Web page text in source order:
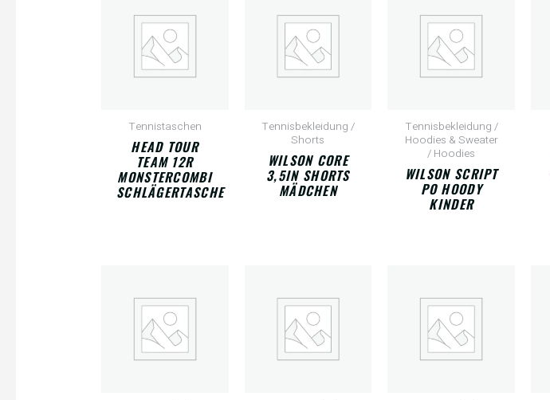
Tennistaschen
HEAD TOUR
TEAM 12R
MONSTERCOMBI
SCHLÄGERTASCHE
Tennisbekleidung /
Shorts
WILSON CORE
3,5IN SHORTS
MÄDCHEN
Tennisbekleidung /
Hoodies & Sweater
/ Hoodies
WILSON SCRIPT
PO HOODY
KINDER